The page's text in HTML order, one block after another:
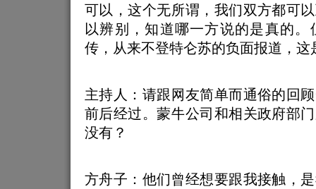
可以，这个无所谓，我们双方都可
以辨别，知道哪一方说的是真的。
传，从来不登特仑苏的负面报道，这
主持人：请跟网友简单而通俗的回
前后经过。蒙牛公司和相关政府部
没有？
方舟子：他们曾经想要跟我接触，